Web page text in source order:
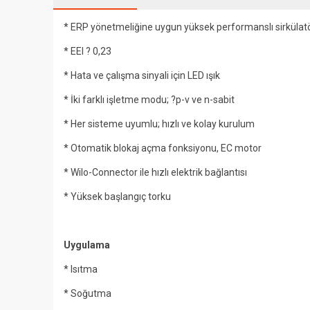
* ERP yönetmeliğine uygun yüksek performanslı
* EEI ? 0,23
* Hata ve çalışma sinyali için LED ışık
* İki farklı işletme modu; ?p-v ve n-sabit
* Her sisteme uyumlu; hızlı ve kolay kurulum
* Otomatik blokaj açma fonksiyonu, EC motor
* Wilo-Connector ile hızlı elektrik bağlantısı
* Yüksek başlangıç torku
Uygulama
* Isıtma
* Soğutma